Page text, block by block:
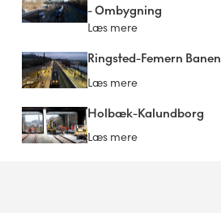
- Ombygning
Læs mere
Ringsted-Femern Banen
Læs mere
Holbæk-Kalundborg
Læs mere